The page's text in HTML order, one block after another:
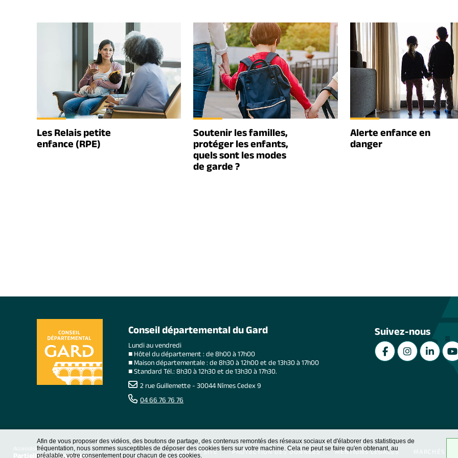
Afin de vous proposer des vidéos, des boutons de partage, des contenus remontés des réseaux sociaux et d'élaborer des statistiques de
fréquentation, nous sommes susceptibles de déposer des cookies tiers sur votre machine. Cela ne peut se faire qu'en obtenant, au
préalable, votre consentement pour chacun de ces cookies.
Les Relais petite
enfance (RPE)
Soutenir les familles,
protéger les enfants,
quels sont les modes
de garde ?
Alerte enfance en
danger
Conseil départemental du Gard
Lundi au vendredi
■ Hôtel du département : de 8h00 à 17h00
■ Maison départementale : de 8h30 à 12h00 et de 13h30 à 17h00
■ Standard Tél.: 8h30 à 12h30 et de 13h30 à 17h30.
2 rue Guillemette - 30044 Nîmes Cedex 9
04 66 76 76 76
Suivez-nous
Accessibilité PLAN DU SITE PROTECTION DES DONNÉES MENTIONS LÉGALES MARCHÉS